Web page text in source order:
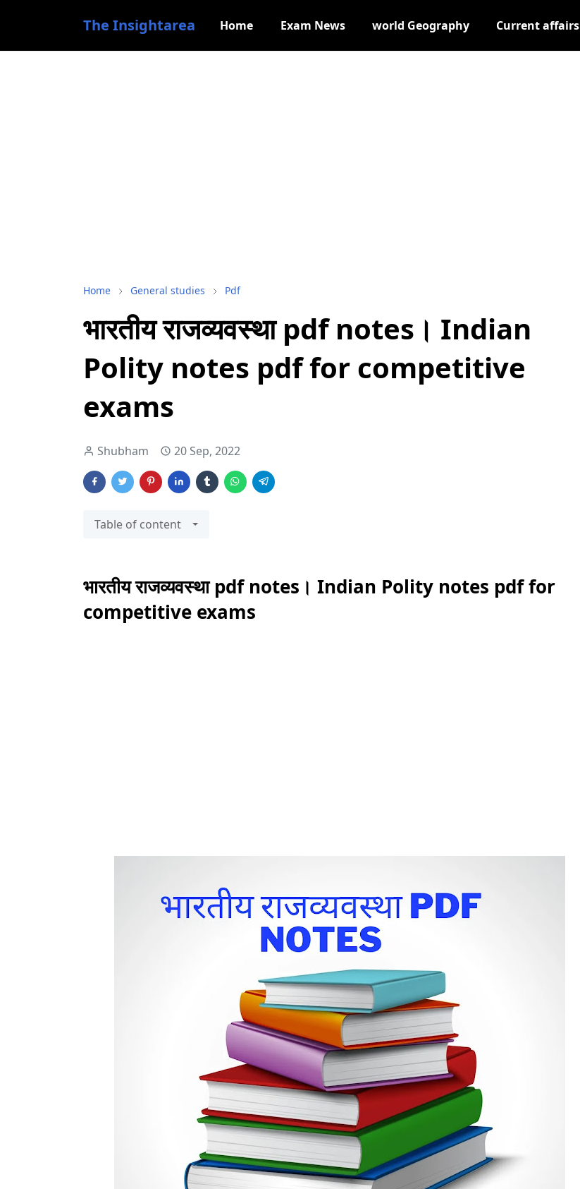
The Insightarea Home Exam News world Geography Current affairs
Home General studies Pdf
भारतीय राजव्यवस्था pdf notes। Indian
Polity notes pdf for competitive
exams
Shubham 20 Sep, 2022
Table of content
भारतीय राजव्यवस्था pdf notes। Indian Polity notes pdf for
competitive exams